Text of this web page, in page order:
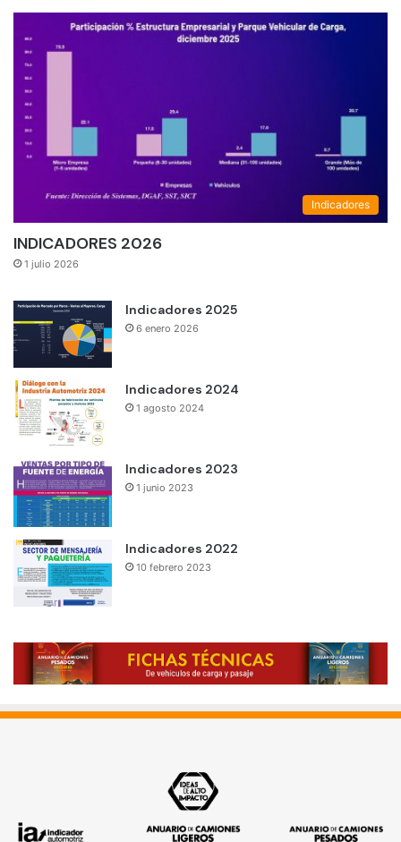
Indicadores
INDICADORES 2026
1 julio 2026
Indicadores 2025
6 enero 2026
Indicadores 2024
1 agosto 2024
Indicadores 2023
1 junio 2023
Indicadores 2022
10 febrero 2023